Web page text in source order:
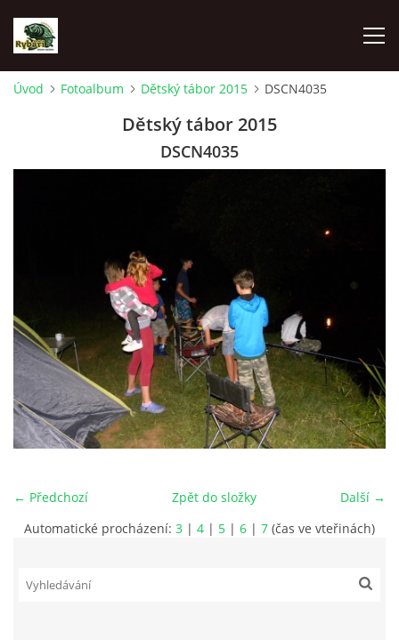
RYBÁŘSKÝ KROUŽEK
HISTORIE
JAK SE STÁT ČLENEM MO ČRS
PROBĚHLÉ AKCE
Úvod Fotoalbum Dětský tábor 2015 DSCN4035
Dětský tábor 2015
DSCN4035
← Předchozí Další →
Zpět do složky
Automatické procházení: 3 | 4 | 5 | 6 | 7 (čas ve vteřinách)